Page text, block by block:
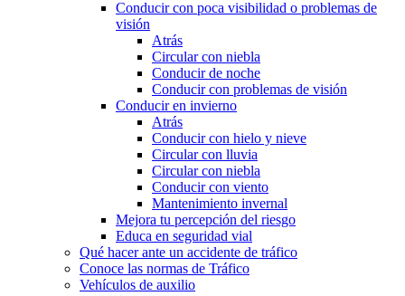
Conducir con poca visibilidad o problemas de
visión
Atrás
Circular con niebla
Conducir de noche
Conducir con problemas de visión
Conducir en invierno
Atrás
Conducir con hielo y nieve
Circular con lluvia
Circular con niebla
Conducir con viento
Mantenimiento invernal
Mejora tu percepción del riesgo
Educa en seguridad vial
Qué hacer ante un accidente de tráfico
Conoce las normas de Tráfico
Vehículos de auxilio